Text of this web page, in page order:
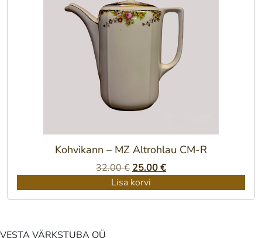
Kohvikann – MZ Altrohlau CM-R
32.00€ Algne
hind
25.00€Praegune
Lisa korvi
VESTA VÄRKSTUBA OÜ